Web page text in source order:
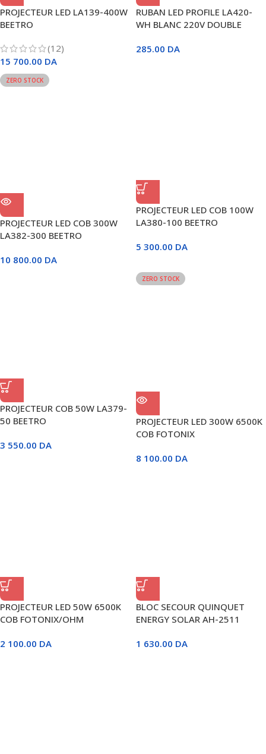
PROJECTEUR LED LA139-400W
BEETRO
(12)
15 700.00 DA
RUBAN LED PROFILE LA420-
WH BLANC 220V DOUBLE
285.00 DA
ZERO STOCK
PROJECTEUR LED COB 300W
LA382-300 BEETRO
10 800.00 DA
PROJECTEUR LED COB 100W
LA380-100 BEETRO
5 300.00 DA
PROJECTEUR COB 50W LA379-
50 BEETRO
3 550.00 DA
ZERO STOCK
PROJECTEUR LED 300W 6500K
COB FOTONIX
8 100.00 DA
PROJECTEUR LED 50W 6500K
COB FOTONIX/OHM
2 100.00 DA
BLOC SECOUR QUINQUET
ENERGY SOLAR AH-2511
1 630.00 DA